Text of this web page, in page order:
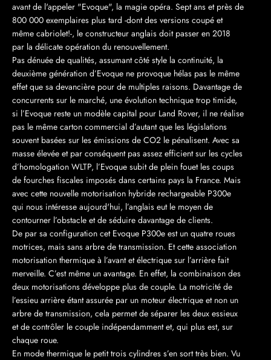
avant de l'appeler "Evoque", la magie opéra. Sept ans et près de
800 000 exemplaires plus tard -dont des versions coupé et
même cabriolet!-, le constructeur anglais doit passer en 2018
par la délicate opération du renouvellement.
Pas dénuée de qualités, assumant côté style la continuité, la
deuxième génération d’Evoque ne provoque hélas pas le même
effet que sa devancière pour de multiples raisons. Davantage de
concurrents sur le marché, une évolution technique trop timide,
si l’Evoque reste un modèle capital pour Land Rover, il ne réalise
pas le même carton commercial d’autant que les législations
souvent basées sur les émissions de CO2 le pénalisent. Avec sa
masse élevée et par conséquent pas assez efficient sur les cycles
d’homologation WLTP, l’Evoque subit de plein fouet les coups
de fourches fiscales imposés dans certains pays la France. Mais
avec cette nouvelle motorisation hybride rechargeable P300e
qui nous intéresse aujourd'hui, l’anglais eut le moyen de
contourner l’obstacle et de séduire davantage de clients.
De par sa configuration cet Evoque P300e est un quatre roues
motrices, mais sans arbre de transmission. Et cette association
motorisation thermique à l’avant et électrique sur l’arrière fait
merveille. C’est même un avantage. En effet, la combinaison des
deux motorisations développe plus de couple. La motricité de
l’essieu arrière étant assurée par un moteur électrique et non un
arbre de transmission, cela permet de séparer les deux essieux
et de contrôler le couple indépendamment et, qui plus est, sur
chaque roue.
En mode thermique le petit trois cylindres s’en sort très bien. Vu